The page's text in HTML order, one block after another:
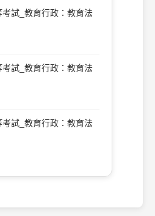
試_教育行政：教育法
試_教育行政：教育法
試_教育行政：教育法